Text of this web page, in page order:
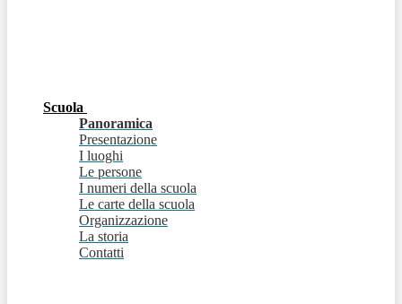
Scuola
Panoramica
Presentazione
I luoghi
Le persone
I numeri della scuola
Le carte della scuola
Organizzazione
La storia
Contatti